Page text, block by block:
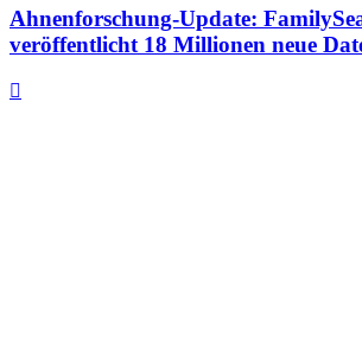
Ahnenforschung-Update:
veröffentlicht 18 Millionen neue